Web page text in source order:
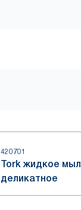
420701
Tork жидкое
деликатное